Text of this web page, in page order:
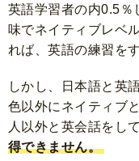
英語学習者の内0.5％
味でネイティブレベ
れば、英語の練習を
しかし、日本語と英
色以外にネイティブ
人以外と英会話をして
得できません。